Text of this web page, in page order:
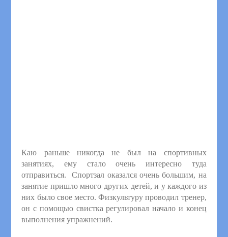
Каю раньше никогда не был на спортивных
занятиях, ему стало очень интересно туда
отправиться. Спортзал оказался очень большим, на
занятие пришло много других детей, и у каждого из
них было свое место. Физкультуру проводил тренер,
он с помощью свистка регулировал начало и конец
выполнения упражнений.